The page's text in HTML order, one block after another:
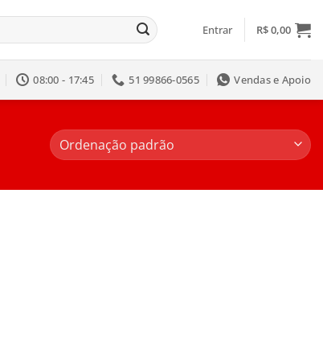
Entrar R$0,00
08:00 - 17:45 51 99866-0565 Vendas e Apoio